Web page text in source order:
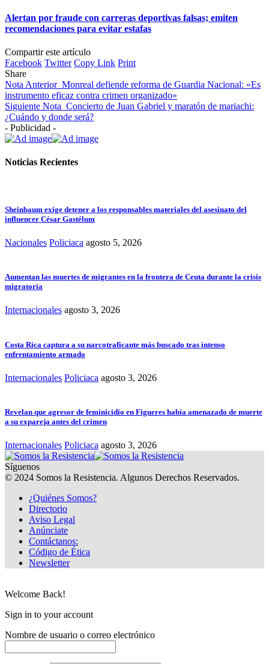
Alertan por fraude con carreras deportivas falsas; emiten
recomendaciones para evitar estafas
Compartir este artículo
Facebook Twitter Copy Link Print
Share
Nota Anterior Monreal defiende reforma de Guardia Nacional: «Es
instrumento eficaz contra crimen organizado»
Siguiente Nota Concierto de Juan Gabriel y maratón de mariachi:
¿Cuándo y donde será?
- Publicidad -
Noticias Recientes
Sheinbaum exige detener a los responsables materiales del asesinato del
influencer César Gastélum
Nacionales Policiaca agosto 5, 2026
Aumentan las muertes de migrantes en la frontera de Ceuta durante la crisis
migratoria
Internacionales agosto 3, 2026
Costa Rica captura a su narcotraficante más buscado tras intenso
enfrentamiento armado
Internacionales Policiaca agosto 3, 2026
Revelan que agresor de feminicidio en Figueres había amenazado de muerte
a su expareja antes del crimen
Internacionales Policiaca agosto 3, 2026
Síguenos
© 2024 Somos la Resistencia. Algunos Derechos Reservados.
¿Quiénes Somos?
Directorio
Aviso Legal
Anúnciate
Contáctanos:
Código de Ética
Newsletter
Welcome Back!
Sign in to your account
Nombre de usuario o correo electrónico